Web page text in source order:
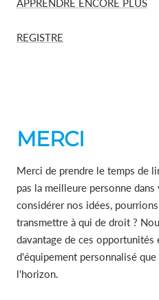
APPRENDRE ENCORE PLUS
REGISTRE
MERCI
Merci de prendre le temps de
pas la meilleure personne
considérer nos idées,
transmettre à qui de droit ?
davantage de ces
d'équipement personnalisé
l'horizon.